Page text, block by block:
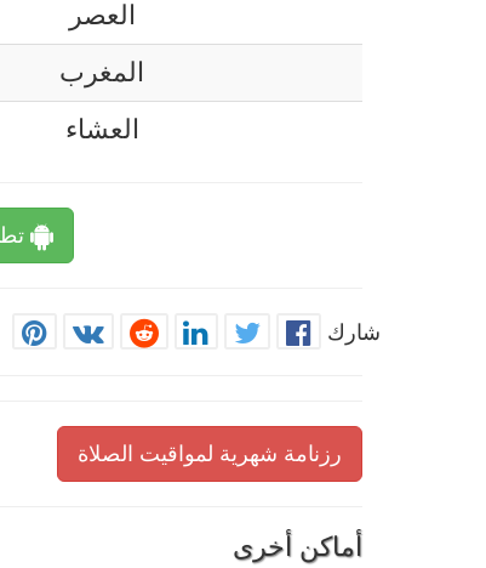
العصر
المغرب
العشاء
شارك
رزنامة شهرية لمواقيت الصلاة
أماكن أخرى